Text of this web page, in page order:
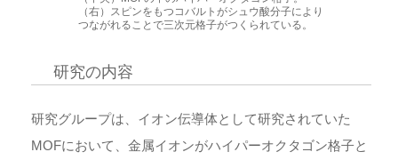
（右）スピンをもつコバルトがシュウ酸分子により
つながれることで三次元格子がつくられている。
研究の内容
研究グループは、イオン伝導体として研究されていた
MOFにおいて、金属イオンがハイパーオクタゴン格子と